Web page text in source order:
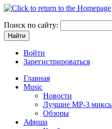
Поиск по сайту:
Войти
Зарегистрироваться
Главная
Music
Новости
Лучшие MP-3
Обзоры
Афиша